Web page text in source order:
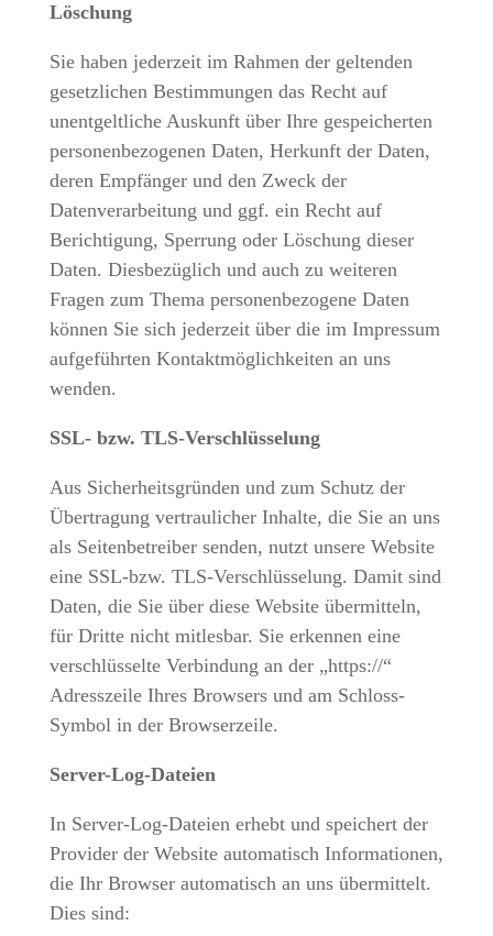
Löschung
Sie haben jederzeit im Rahmen der geltenden
gesetzlichen Bestimmungen das Recht auf
unentgeltliche Auskunft über Ihre gespeicherten
personenbezogenen Daten, Herkunft der Daten,
deren Empfänger und den Zweck der
Datenverarbeitung und ggf. ein Recht auf
Berichtigung, Sperrung oder Löschung dieser
Daten. Diesbezüglich und auch zu weiteren
Fragen zum Thema personenbezogene Daten
können Sie sich jederzeit über die im Impressum
aufgeführten Kontaktmöglichkeiten an uns
wenden.
SSL- bzw. TLS-Verschlüsselung
Aus Sicherheitsgründen und zum Schutz der
Übertragung vertraulicher Inhalte, die Sie an uns
als Seitenbetreiber senden, nutzt unsere Website
eine SSL-bzw. TLS-Verschlüsselung. Damit sind
Daten, die Sie über diese Website übermitteln,
für Dritte nicht mitlesbar. Sie erkennen eine
verschlüsselte Verbindung an der „https://“
Adresszeile Ihres Browsers und am Schloss-
Symbol in der Browserzeile.
Server-Log-Dateien
In Server-Log-Dateien erhebt und speichert der
Provider der Website automatisch Informationen,
die Ihr Browser automatisch an uns übermittelt.
Dies sind: